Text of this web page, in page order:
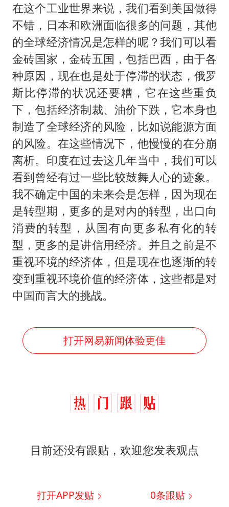
在这个工业世界来说，我们看到美国做得
不错，日本和欧洲面临很多的问题，其他
的全球经济情况是怎样的呢？我们可以看
金砖国家，金砖五国，包括巴西，由于各
种原因，现在也是处于停滞的状态，俄罗
斯比停滞的状况还要糟，它在这些重负
下，包括经济制裁、油价下跌，它本身也
制造了全球经济的风险，比如说能源方面
的风险。在这些情况下，他慢慢的在分崩
离析。印度在过去这几年当中，我们可以
看到曾经有过一些比较鼓舞人心的迹象。
我不确定中国的未来会是怎样，因为现在
是转型期，更多的是对内的转型，出口向
消费的转型，从国有向更多私有化的转
型，更多的是讲信用经济。并且之前是不
重视环境的经济体，但是现在也逐渐的转
变到重视环境价值的经济体，这些都是对
中国而言大的挑战。
打开网易新闻体验更佳
目前还没有跟贴，欢迎您发表观点
打开APP发贴 0条跟贴